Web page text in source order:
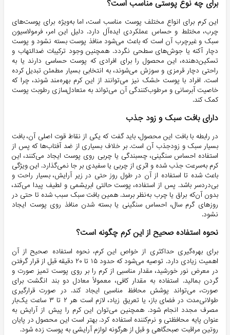
برای چه نوع پوستی مناسب است؟
این کرم برای انواع مختلف پوست مناسب است، اما به‌ویژه برای پوست‌های
چرب، مختلط و حساس عملکردی ایده‌آل دارد. دلیل این امر، فرمولاسیون
سبک و غیرچرب آن است که باعث می‌شود منافذ پوست بسته نشود و پوست
دچار آکنه یا جوش‌های سطحی نگردد. همچنین وجود ترکیبات ضدالتهاب و
تسکین‌دهنده، این محصول را برای افرادی که پوست حساسی دارند یا به
راحتی دچار قرمزی و سوزش می‌شوند، به انتخابی بسیار مطمئن تبدیل کرده
است. افراد با پوست خشک نیز می‌توانند از این کرم بهره‌مند شوند، چرا که
خاصیت آبرسانی و مرطوب‌کنندگی آن می‌تواند به متعادل‌سازی رطوبت پوست
کمک کند.
دارای بافت سبک و زود جذب
در رابطه با بافت این محصول، باید گفت که یکی از نقاط قوت اصلی آن، بافت
بسیار سبک و زودجذب آن است. بر خلاف بسیاری از ضد آفتاب‌ها که پس از
استفاده احساس سنگینی، چسبندگی یا چربی روی پوست ایجاد می‌کنند، این
کرم به‌سرعت جذب شده و اثری از چربی یا سفیدی بر جا نمی‌گذارد. این ویژگی
باعث شده تا استفاده از آن در طول روز حتی در زیر آرایش، بسیار راحت و
بی‌دردسر باشد. پس از استفاده، پوست حالتی ابریشمی و لطیف پیدا می‌کند،
بدون آن‌که براق یا چرب به‌نظر برسد. همین بافت سبک سبب شده تا حتی در
روزهای گرم سال، احساس سنگینی یا بسته شدن منافذ روی پوست ایجاد
نشود.
نحوه استفاده صحیح از این کرم چگونه است؟
برای بهره‌گیری حداکثری از خواص این کرم، نحوه استفاده صحیح از آن
اهمیت زیادی دارد. توصیه می‌شود که حدود ۱۵ تا ۲۰ دقیقه قبل از قرار گرفتن
در معرض نور خورشید، مقدار مناسبی از کرم را بر روی پوست تمیز صورت و
گردن بمالید. استفاده به مقدار کافی، معمولاً معادل دو بند انگشت برای
صورت، می‌تواند پوشش محافظ مناسبی ایجاد کند. در صورت قرارگیری
طولانی‌مدت در فضای باز، یا تعریق زیاد، لازم است هر ۲ تا ۳ ساعت یک‌بار
مصرف مجدد انجام شود. همچنین می‌توان این کرم را پیش از آرایش به
عنوان پایه محافظتی و نرم‌کننده استفاده کرد. بهتر است این محصول در پایان
روتین مراقبت صبحگاهی و قبل از هرگونه لوازم آرایشی به پوست زده شود.